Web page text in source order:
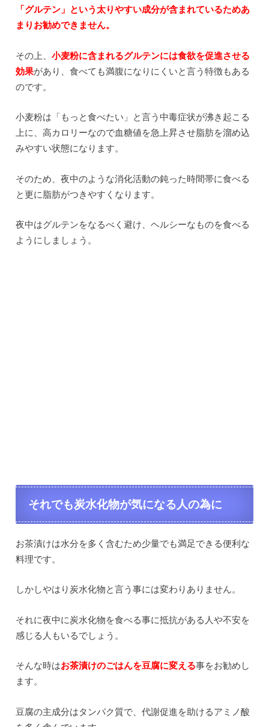
「グルテン」という太りやすい成分が含まれているためあ
まりお勧めできません。
その上、小麦粉に含まれるグルテンには食欲を促進させる
効果があり、食べても満腹になりにくいと言う特徴もある
のです。
小麦粉は「もっと食べたい」と言う中毒症状が沸き起こる
上に、高カロリーなので血糖値を急上昇させ脂肪を溜め込
みやすい状態になります。
そのため、夜中のような消化活動の鈍った時間帯に食べる
と更に脂肪がつきやすくなります。
夜中はグルテンをなるべく避け、ヘルシーなものを食べる
ようにしましょう。
それでも炭水化物が気になる人の為に
お茶漬けは水分を多く含むため少量でも満足できる便利な
料理です。
しかしやはり炭水化物と言う事には変わりありません。
それに夜中に炭水化物を食べる事に抵抗がある人や不安を
感じる人もいるでしょう。
そんな時はお茶漬けのごはんを豆腐に変える事をお勧めし
ます。
豆腐の主成分はタンパク質で、代謝促進を助けるアミノ酸